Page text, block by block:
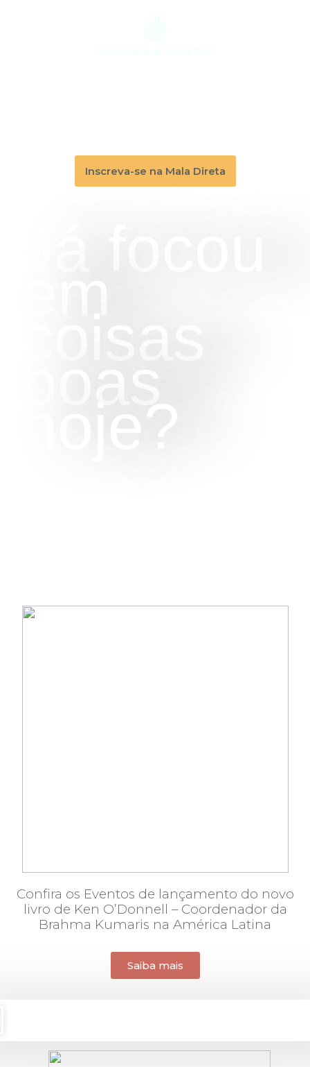
Inscreva-se na Mala Direta
Confira os Eventos de lançamento do novo
livro de Ken O’Donnell – Coordenador da
Brahma Kumaris na América Latina
Saiba mais